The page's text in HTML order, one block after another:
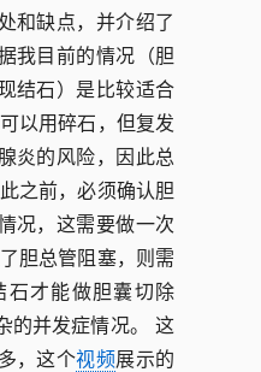
和缺点，并介绍了
我目前的情况（胆
结石）是比较适合
以用碎石，但复发
炎的风险，因此总
之前，必须确认胆
况，这需要做一次
胆总管阻塞，则需
石才能做胆囊切除
的并发症情况。 这
，这个视频展示的